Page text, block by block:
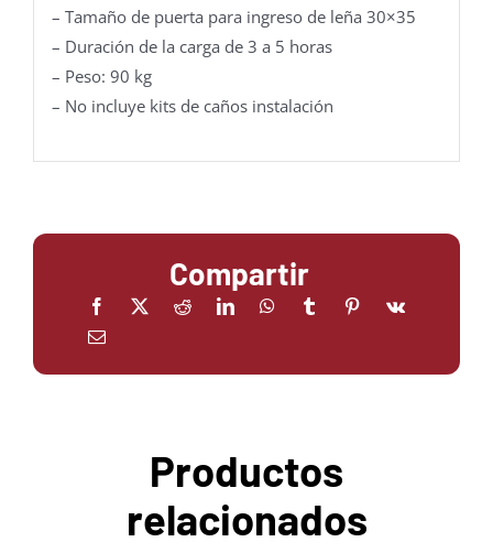
– Tamaño de puerta para ingreso de leña 30×35
– Duración de la carga de 3 a 5 horas
– Peso: 90 kg
– No incluye kits de caños instalación
Compartir
Productos
relacionados